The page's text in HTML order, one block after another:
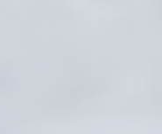
und Irrtümer